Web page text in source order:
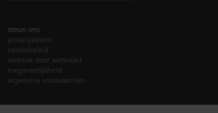
steun ons
privacybeleid
cookiebeleid
website door webreact
toegankelijkheid
algemene voorwaarden